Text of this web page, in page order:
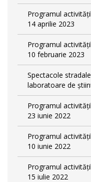
Programul
14 aprilie 2023
Programul
10 februarie 2023
Spectacole
laboratoare de
Programul
23 iunie 2022
Programul
10 iunie 2022
Programul
15 iulie 2022